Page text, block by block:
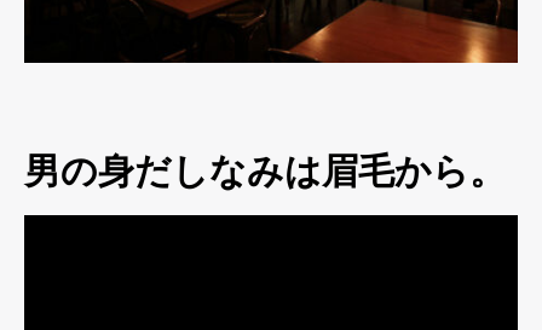
男の身だしなみは眉毛から。